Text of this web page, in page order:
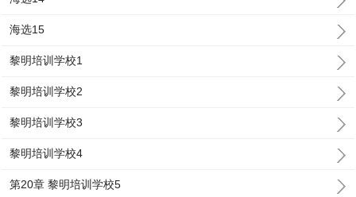
海选15
黎明培训学校1
黎明培训学校2
黎明培训学校3
黎明培训学校4
第20章 黎明培训学校5